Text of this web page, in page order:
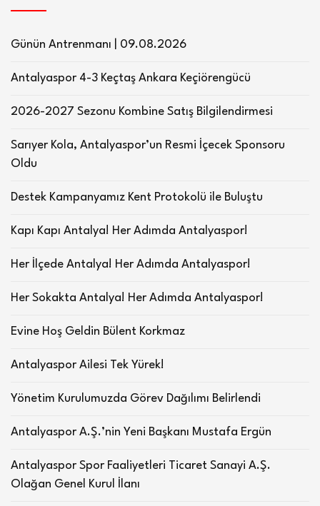
Günün Antrenmanı | 09.08.2026
Antalyaspor 4-3 Keçtaş Ankara Keçiörengücü
2026-2027 Sezonu Kombine Satış Bilgilendirmesi
Sarıyer Kola, Antalyaspor’un Resmi İçecek Sponsoru
Oldu
Destek Kampanyamız Kent Protokolü ile Buluştu
Kapı Kapı Antalya! Her Adımda Antalyaspor!
Her İlçede Antalya! Her Adımda Antalyaspor!
Her Sokakta Antalya! Her Adımda Antalyaspor!
Evine Hoş Geldin Bülent Korkmaz
Antalyaspor Ailesi Tek Yürek!
Yönetim Kurulumuzda Görev Dağılımı Belirlendi
Antalyaspor A.Ş.’nin Yeni Başkanı Mustafa Ergün
Antalyaspor Spor Faaliyetleri Ticaret Sanayi A.Ş.
Olağan Genel Kurul İlanı